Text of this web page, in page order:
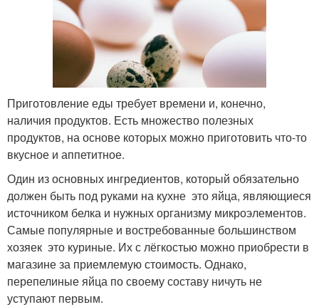
Приготовление еды требует времени и, конечно,
наличия продуктов. Есть множество полезных
продуктов, на основе которых можно приготовить что-то
вкусное и аппетитное.
Один из основных ингредиентов, который обязательно
должен быть под руками на кухне ­ это яйца, являющиеся
источником белка и нужных организму микроэлементов.
Самые популярные и востребованные большинством
хозяек ­ это куриные. Их с лёгкостью можно приобрести в
магазине за приемлемую стоимость. Однако,
перепелиные яйца по своему составу ничуть не
уступают первым.